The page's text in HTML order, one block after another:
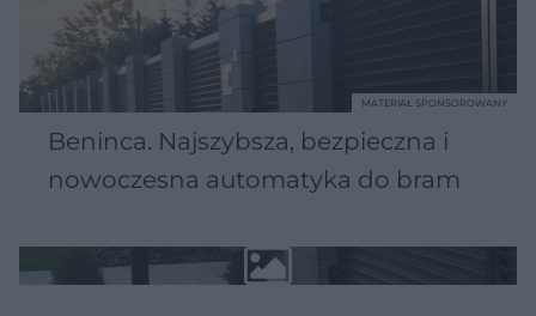
Beninca. Najszybsza, bezpieczna i
nowoczesna automatyka do bram
MATERIAŁ SPONSOROWANY